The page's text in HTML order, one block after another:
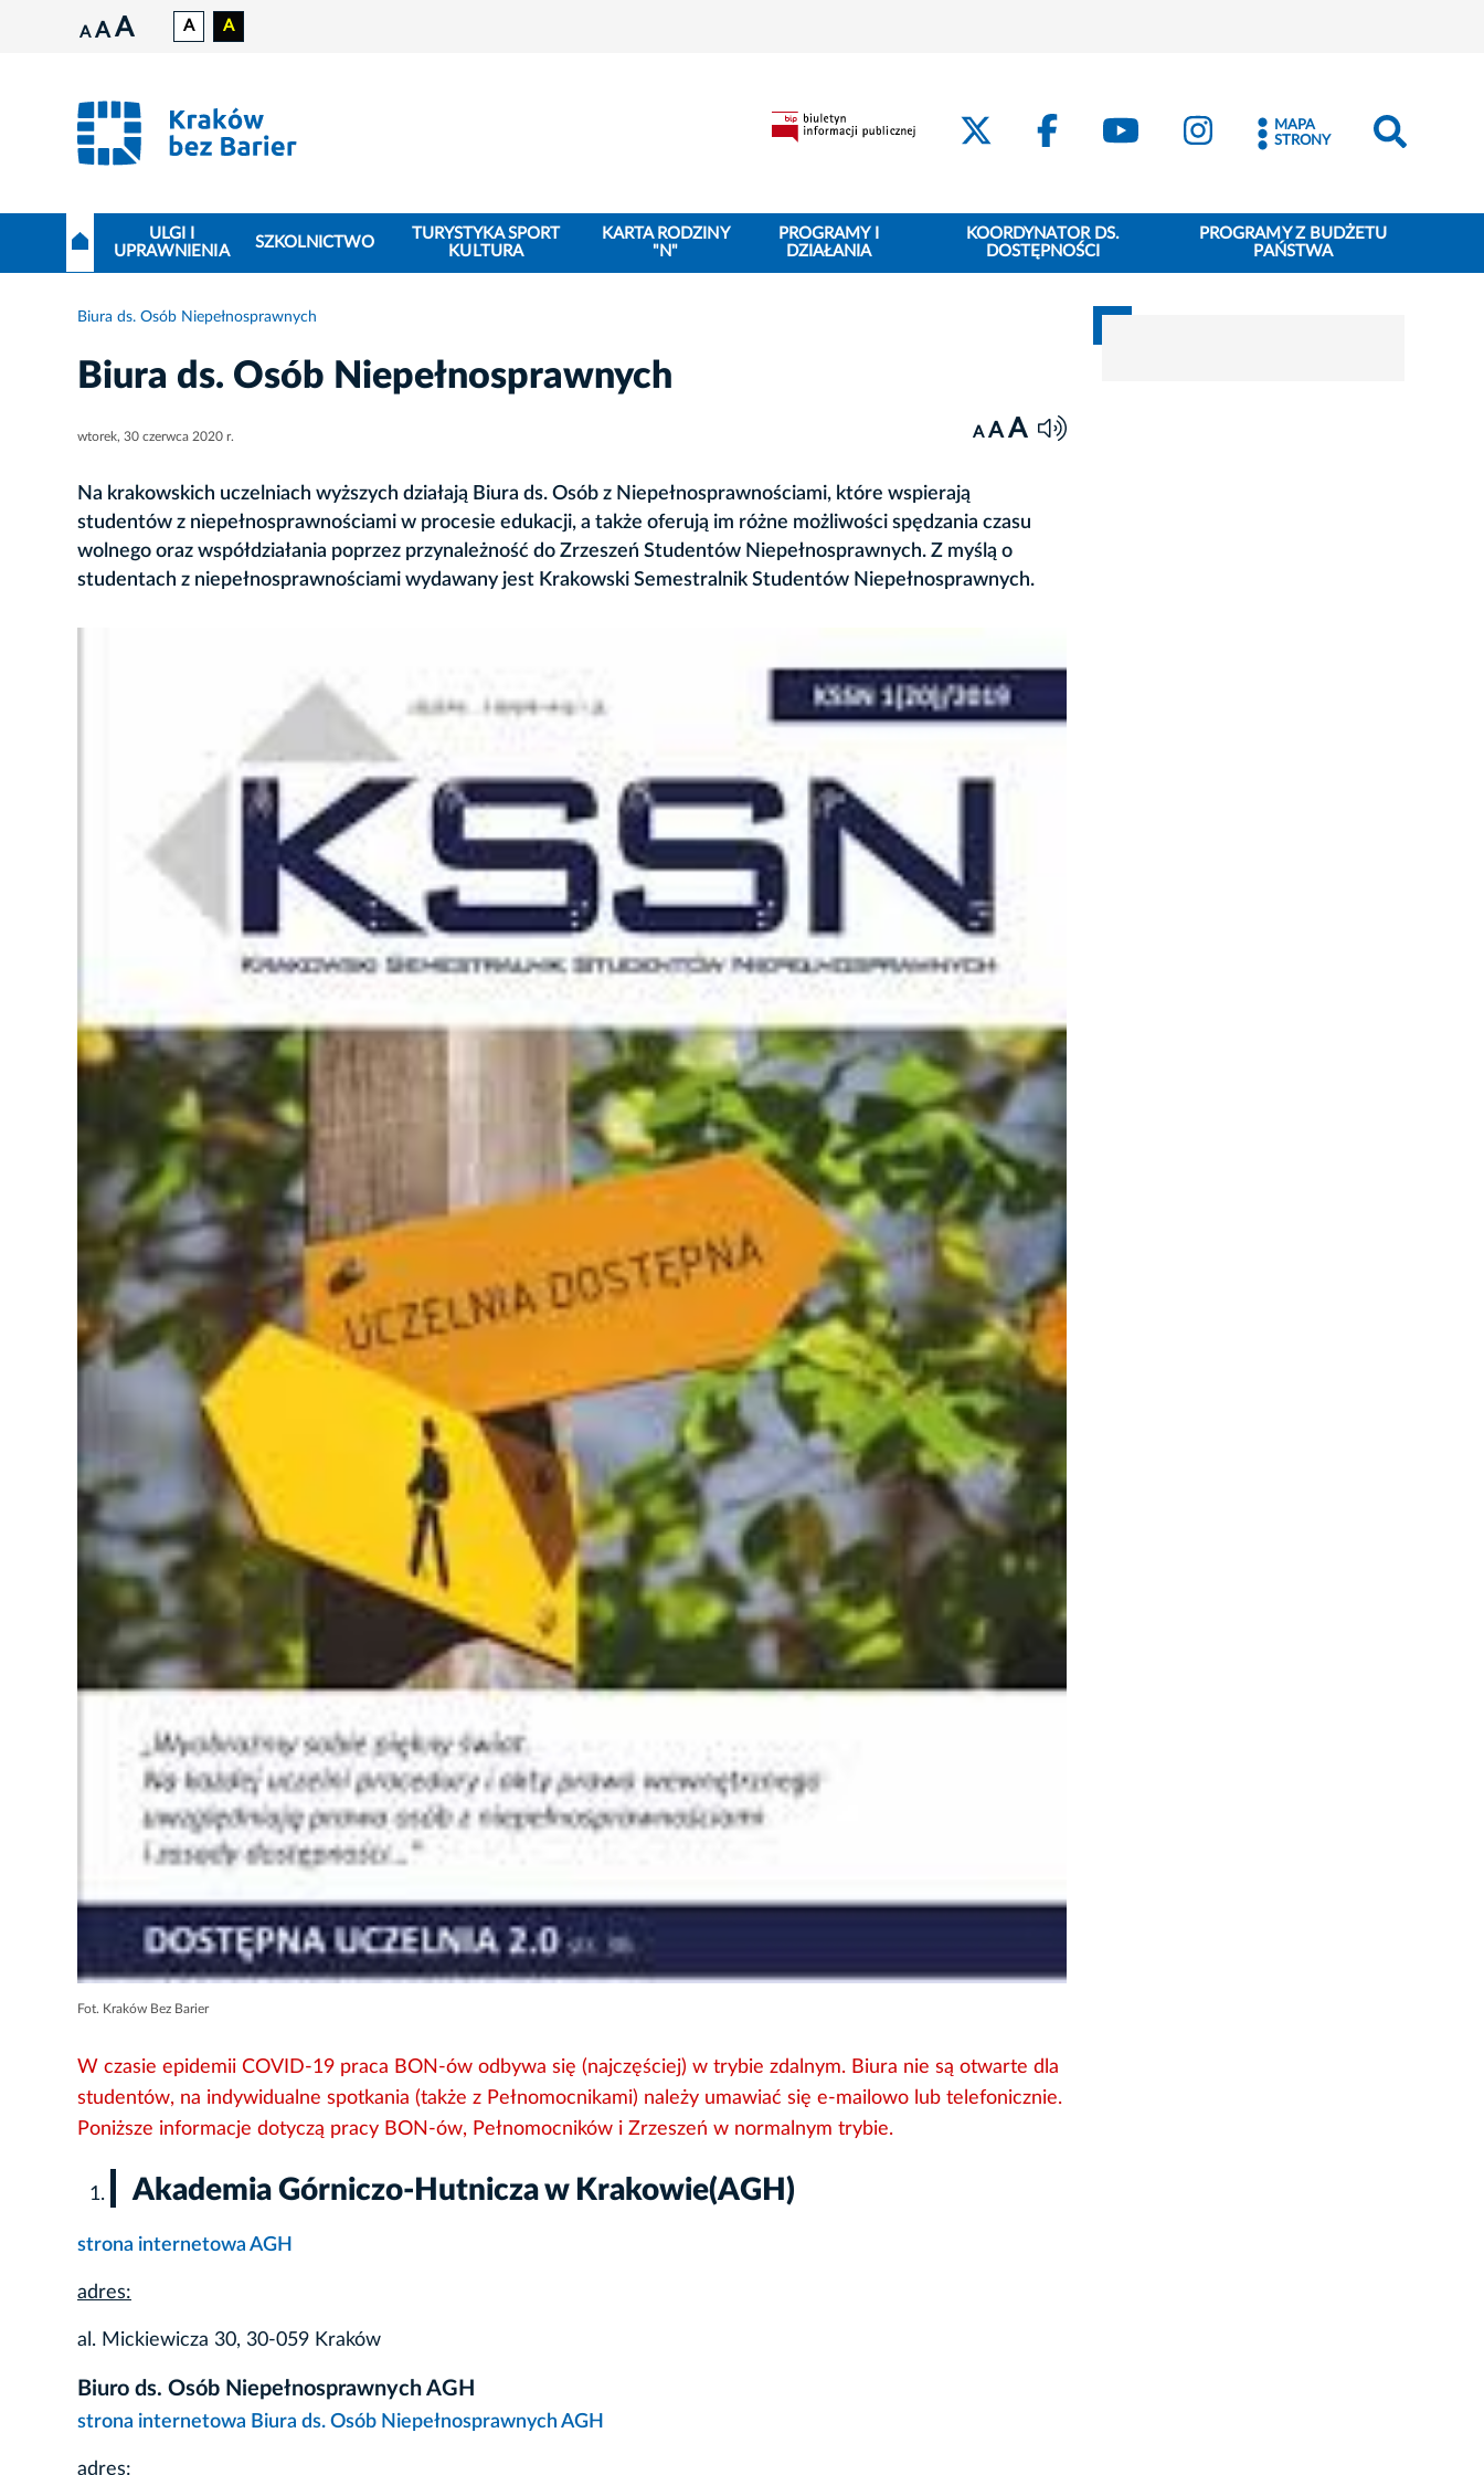
A A A A A
MAPA
STRONY
ULGI I
UPRAWNIENIA
SZKOLNICTWO
TURYSTYKA SPORT
KULTURA
KARTA RODZINY
"N"
PROGRAMY I
DZIAŁANIA
KOORDYNATOR DS.
DOSTĘPNOŚCI
PROGRAMY Z BUDŻETU
PAŃSTWA
Biura ds. Osób Niepełnosprawnych
Biura ds. Osób Niepełnosprawnych
wtorek, 30 czerwca 2020 r. A A A
Na krakowskich uczelniach wyższych działają Biura ds. Osób z Niepełnosprawnościami, które wspierają
studentów z niepełnosprawnościami w procesie edukacji, a także oferują im różne możliwości spędzania czasu
wolnego oraz współdziałania poprzez przynależność do Zrzeszeń Studentów Niepełnosprawnych. Z myślą o
studentach z niepełnosprawnościami wydawany jest Krakowski Semestralnik Studentów Niepełnosprawnych.
Fot. Kraków Bez Barier
W czasie epidemii COVID-19 praca BON-ów odbywa się (najczęściej) w trybie zdalnym. Biura nie są otwarte dla
studentów, na indywidualne spotkania (także z Pełnomocnikami) należy umawiać się e-mailowo lub telefonicznie.
Poniższe informacje dotyczą pracy BON-ów, Pełnomocników i Zrzeszeń w normalnym trybie.
Akademia Górniczo-Hutnicza w Krakowie(AGH)
strona internetowa AGH
adres:
al. Mickiewicza 30, 30-059 Kraków
Biuro ds. Osób Niepełnosprawnych AGH
strona internetowa Biura ds. Osób Niepełnosprawnych AGH
adres: